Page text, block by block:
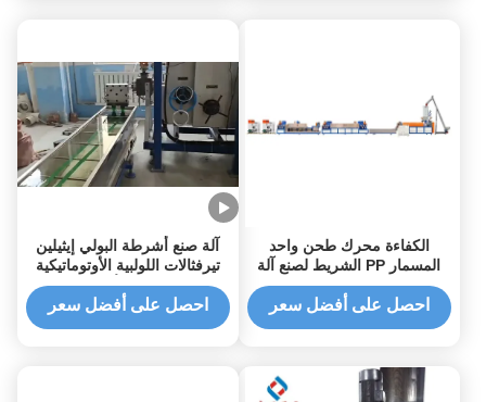
الكفاءة محرك طحن واحد
المسمار PP الشريط لصنع آلة
للتغليف الغذائي
احصل على أفضل سعر
آلة صنع أشرطة البولي إيثيلين
تيرفثالات اللولبية الأوتوماتيكية
عالية الدقة لإنتاج أشرطة البولي
إيثيلين تيرفثالات بكفاءة
احصل على أفضل سعر